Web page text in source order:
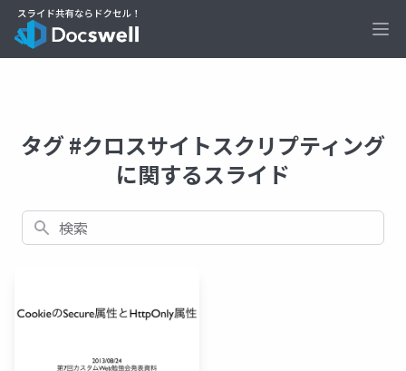
タグ #クロスサイトスクリプティング
に関するスライド
検索